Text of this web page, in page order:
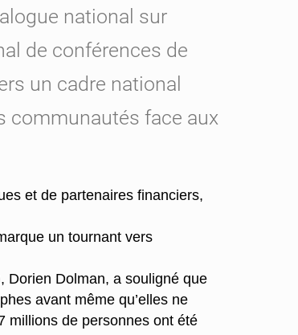
national sur
de conférences de
un cadre national
communautés face aux
et de partenaires financiers,
un tournant vers
Dorien Dolman, a souligné que
avant même qu’elles ne
millions de personnes ont été